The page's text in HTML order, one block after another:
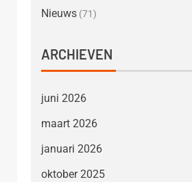
Nieuws (71)
ARCHIEVEN
juni 2026
maart 2026
januari 2026
oktober 2025